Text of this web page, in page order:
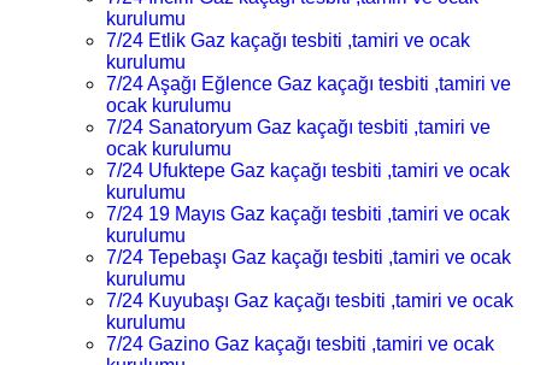
kurulumu
7/24 Etlik Gaz kaçağı tesbiti ,tamiri ve ocak
kurulumu
7/24 Aşağı Eğlence Gaz kaçağı tesbiti ,tamiri ve
ocak kurulumu
7/24 Sanatoryum Gaz kaçağı tesbiti ,tamiri ve
ocak kurulumu
7/24 Ufuktepe Gaz kaçağı tesbiti ,tamiri ve ocak
kurulumu
7/24 19 Mayıs Gaz kaçağı tesbiti ,tamiri ve ocak
kurulumu
7/24 Tepebaşı Gaz kaçağı tesbiti ,tamiri ve ocak
kurulumu
7/24 Kuyubaşı Gaz kaçağı tesbiti ,tamiri ve ocak
kurulumu
7/24 Gazino Gaz kaçağı tesbiti ,tamiri ve ocak